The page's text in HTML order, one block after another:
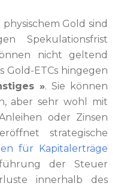
Gold sind
Spekulationsfrist
nicht geltend
Gold-ETCs hingegen
». Sie können
aber sehr wohl mit
oder Zinsen
strategische
für Kapitalerträge
der Steuer
innerhalb des